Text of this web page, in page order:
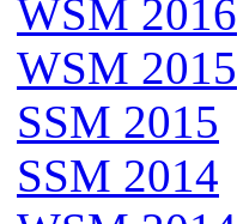
WSM 2016
WSM 2015
SSM 2015
SSM 2014